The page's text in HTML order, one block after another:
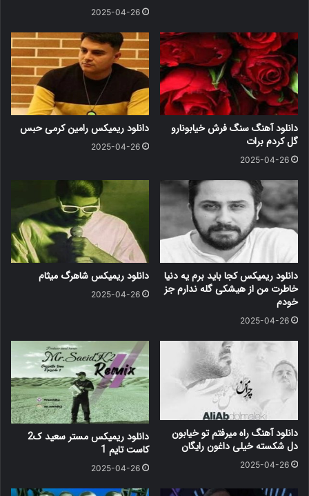
2025-04-26
دانلود آهنگ سنگ فرش خیابونارو
گل کردم برات
2025-04-26
دانلود ریمیکس رامین کرمی حبس
2025-04-26
دانلود ریمیکس کجا باید برم یه دنیا
خاطرت من از هیشکی گله ندارم جز
خودم
2025-04-26
دانلود ریمیکس شاهرگ میثام
2025-04-26
دانلود آهنگ راه میرفتم تو خیابون
دل شکسته خیلی داغون رایگان
2025-04-26
دانلود ریمیکس مستر سعید ک2
کاست تایم 1
2025-04-26